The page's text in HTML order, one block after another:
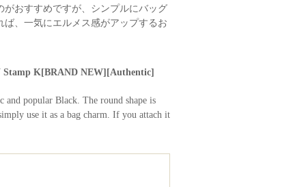
おすすめですが、シンプルにバッグ
、一気にエルメス感がアップするお
K[BRAND NEW][Authentic]
and popular Black. The round shape is
use it as a bag charm. If you attach it